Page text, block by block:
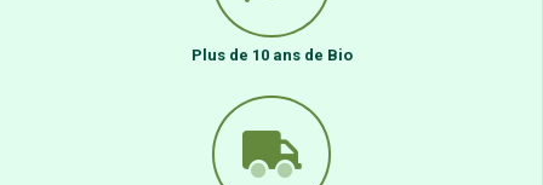
Plus de 10 ans de Bio